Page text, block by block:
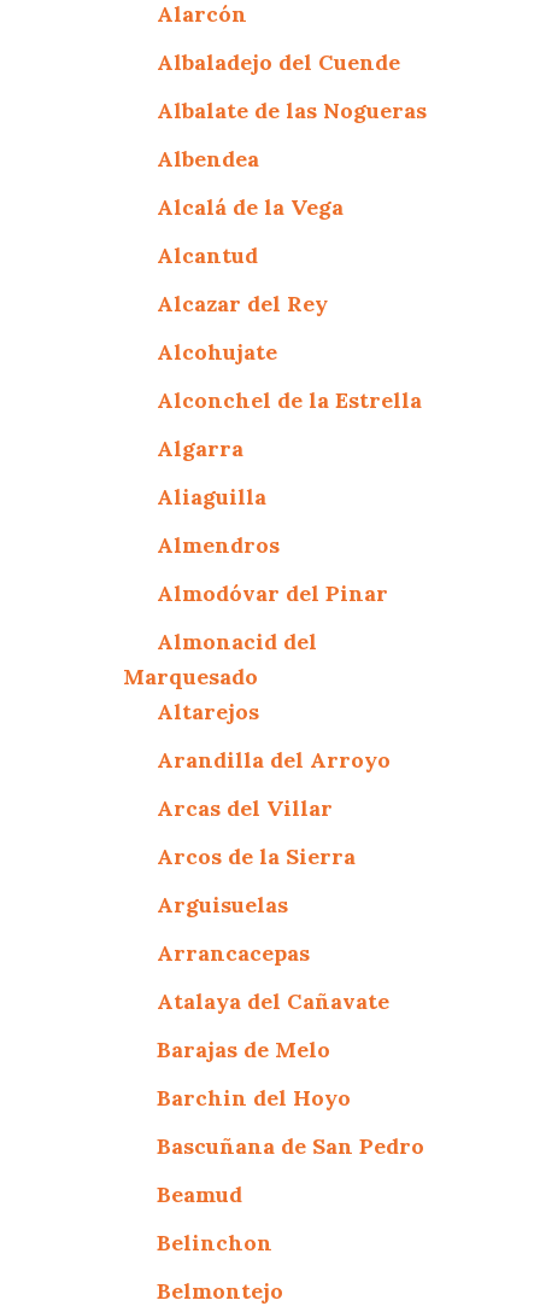
Alarcón
Albaladejo del Cuende
Albalate de las Nogueras
Albendea
Alcalá de la Vega
Alcantud
Alcazar del Rey
Alcohujate
Alconchel de la Estrella
Algarra
Aliaguilla
Almendros
Almodóvar del Pinar
Almonacid del
Marquesado
Altarejos
Arandilla del Arroyo
Arcas del Villar
Arcos de la Sierra
Arguisuelas
Arrancacepas
Atalaya del Cañavate
Barajas de Melo
Barchin del Hoyo
Bascuñana de San Pedro
Beamud
Belinchon
Belmontejo